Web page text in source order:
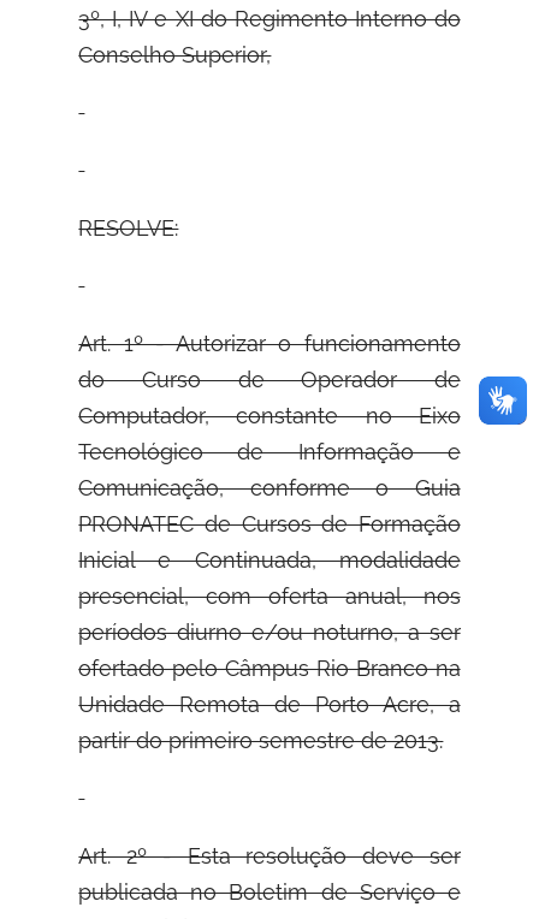
3º, I, IV e XI do Regimento Interno do
Conselho Superior,
RESOLVE:
Art. 1º - Autorizar o funcionamento
do Curso de Operador de
Computador, constante no Eixo
Tecnológico de Informação e
Comunicação, conforme o Guia
PRONATEC de Cursos de Formação
Inicial e Continuada, modalidade
presencial, com oferta anual, nos
períodos diurno e/ou noturno, a ser
ofertado pelo Câmpus Rio Branco na
Unidade Remota de Porto Acre, a
partir do primeiro semestre de 2013.
Art. 2º - Esta resolução deve ser
publicada no Boletim de Serviço e